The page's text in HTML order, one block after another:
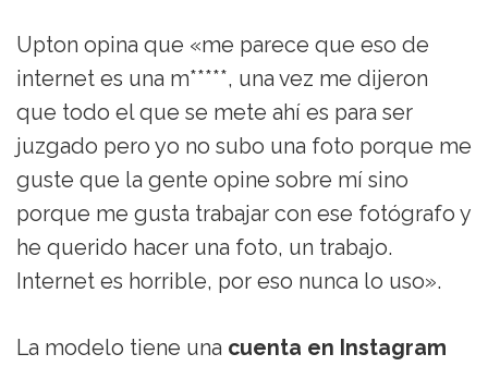
Upton opina que «me parece que eso de
internet es una m*****, una vez me dijeron
que todo el que se mete ahí es para ser
juzgado pero yo no subo una foto porque me
guste que la gente opine sobre mí sino
porque me gusta trabajar con ese fotógrafo y
he querido hacer una foto, un trabajo.
Internet es horrible, por eso nunca lo uso».
La modelo tiene una cuenta en Instagram